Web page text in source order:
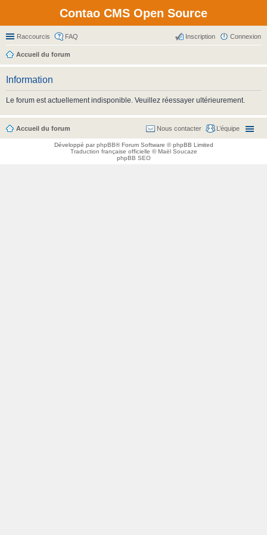
Contao CMS Open Source
Raccourcis FAQ Connexion
Inscription
Accueil du forum
Information
Le forum est actuellement indisponible. Veuillez réessayer ultérieurement.
Accueil du forum L’équipe
Nous contacter
Développé parphpBB® Forum Software © phpBB Limited
Traduction française officielle ©Maël Soucaze
phpBB SEO